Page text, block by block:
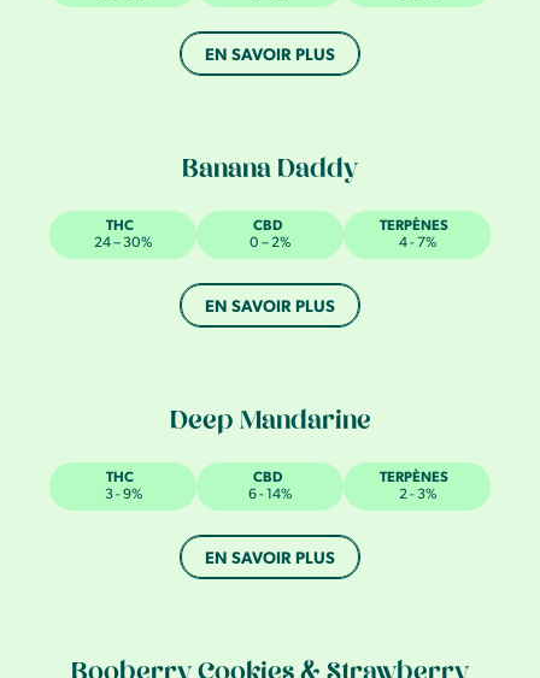
EN SAVOIR PLUS
Banana Daddy
THC
24 – 30%
CBD
0 – 2%
TERPÈNES
4 - 7%
EN SAVOIR PLUS
Deep Mandarine
THC
3 - 9%
CBD
6 - 14%
TERPÈNES
2 - 3%
EN SAVOIR PLUS